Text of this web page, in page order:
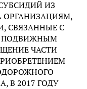
ИЗ
ОРГАНИЗАЦИЯМ,
СВЯЗАННЫЕ С
ПОДВИЖНЫМ
ЧАСТИ
В 2017 ГОДУ